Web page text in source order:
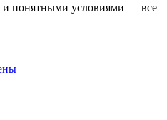
и понятными условиями — все